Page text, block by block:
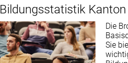
Bildungsstatistik Kanton
Die
Sie